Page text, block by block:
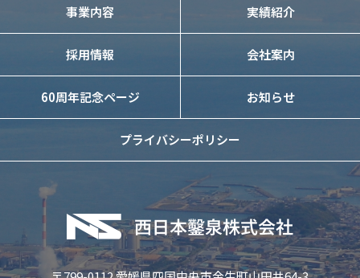
事業内容 実績紹介
採用情報 会社案内
60周年記念ページ お知らせ
プライバシーポリシー